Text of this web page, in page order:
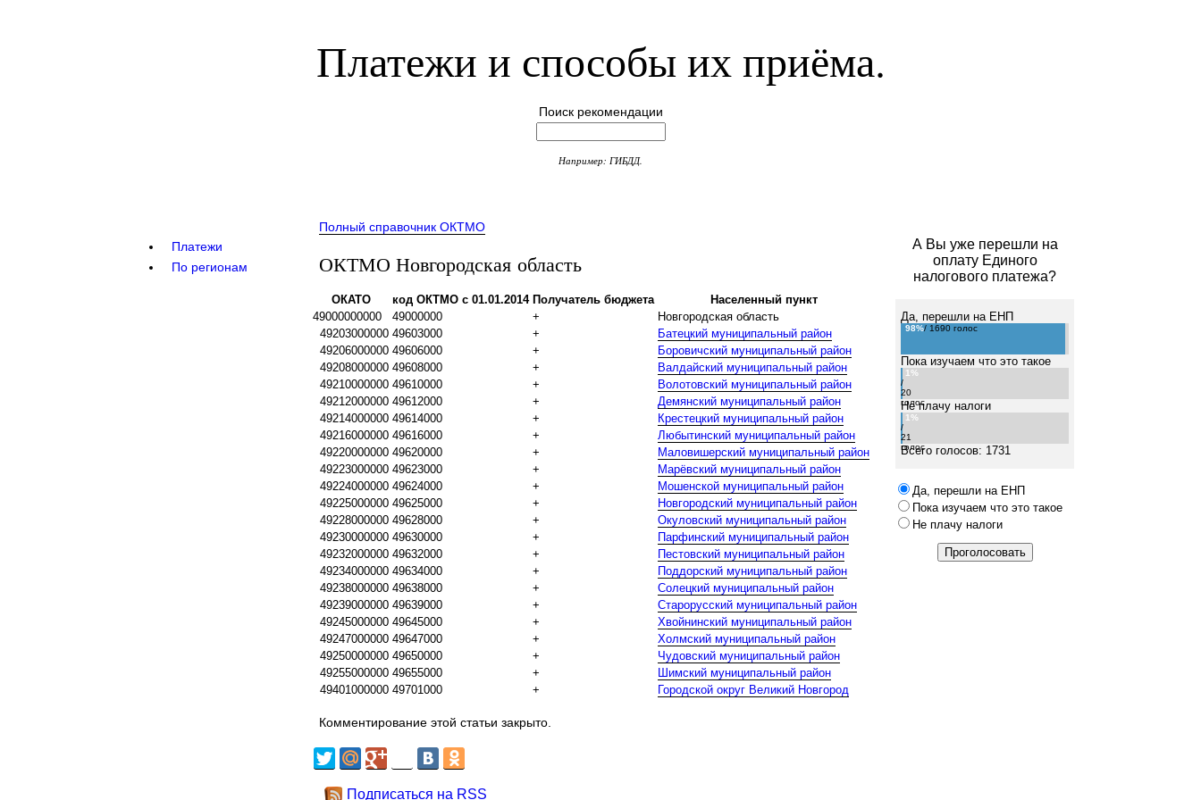
Платежи и способы их приёма.
Поиск рекомендации
Например: ГИБДД.
Платежи
По регионам
А Вы уже перешли на
оплату Единого
налогового платежа?
Да, перешли на ЕНП
98%/ 1690 голос
Пока изучаем что это такое
1%
/
20
голос
Не плачу налоги
1%
/
21
голос
Всего голосов: 1731
Да, перешли на ЕНП
Пока изучаем что это такое
Не плачу налоги
Полный справочник ОКТМО
ОКТМО Новгородская область
ОКАТО код ОКТМО с 01.01.2014 Получатель бюджета
Населенный пункт
49000000000
49000000 +
Новгородская область
49203000000 49603000 +
Батецкий муниципальный район
49206000000 49606000 +
Боровичский муниципальный район
49208000000 49608000 +
Валдайский муниципальный район
49210000000 49610000 +
Волотовский муниципальный район
49212000000 49612000 +
Демянский муниципальный район
49214000000 49614000 +
Крестецкий муниципальный район
49216000000 49616000 +
Любытинский муниципальный район
49220000000 49620000 +
Маловишерский муниципальный район
49223000000 49623000 +
Марёвский муниципальный район
49224000000 49624000 +
Мошенской муниципальный район
49225000000 49625000 +
Новгородский муниципальный район
49228000000 49628000 +
Окуловский муниципальный район
49230000000 49630000 +
Парфинский муниципальный район
49232000000 49632000 +
Пестовский муниципальный район
49234000000 49634000 +
Поддорский муниципальный район
49238000000 49638000 +
Солецкий муниципальный район
49239000000 49639000 +
Старорусский муниципальный район
49245000000 49645000 +
Хвойнинский муниципальный район
49247000000 49647000 +
Холмский муниципальный район
49250000000 49650000 +
Чудовский муниципальный район
49255000000 49655000 +
Шимский муниципальный район
49401000000 49701000 + Городской округ Великий Новгород
Комментирование этой статьи закрыто.
Подписаться на RSS